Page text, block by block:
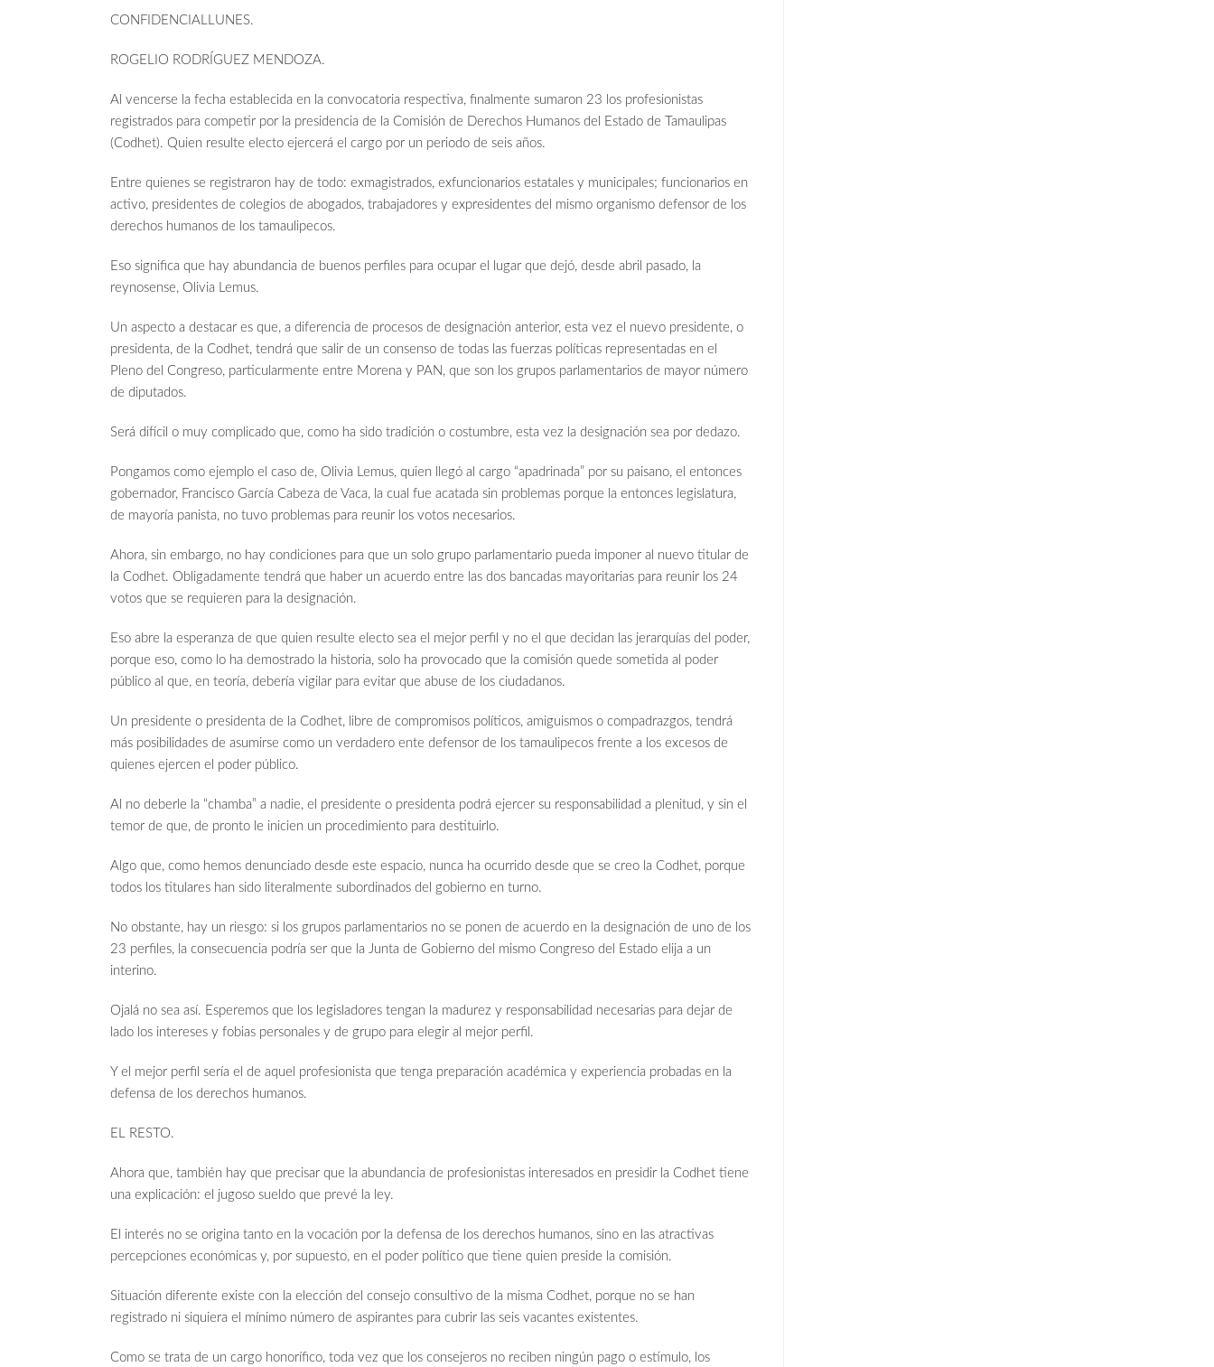
CONFIDENCIALLUNES.
ROGELIO RODRÍGUEZ MENDOZA.
Al vencerse la fecha establecida en la convocatoria respectiva, finalmente sumaron 23 los profesionistas
registrados para competir por la presidencia de la Comisión de Derechos Humanos del Estado de Tamaulipas
(Codhet). Quien resulte electo ejercerá el cargo por un periodo de seis años.
Entre quienes se registraron hay de todo: exmagistrados, exfuncionarios estatales y municipales; funcionarios en
activo, presidentes de colegios de abogados, trabajadores y expresidentes del mismo organismo defensor de los
derechos humanos de los tamaulipecos.
Eso significa que hay abundancia de buenos perfiles para ocupar el lugar que dejó, desde abril pasado, la
reynosense, Olivia Lemus.
Un aspecto a destacar es que, a diferencia de procesos de designación anterior, esta vez el nuevo presidente, o
presidenta, de la Codhet, tendrá que salir de un consenso de todas las fuerzas políticas representadas en el
Pleno del Congreso, particularmente entre Morena y PAN, que son los grupos parlamentarios de mayor número
de diputados.
Será difícil o muy complicado que, como ha sido tradición o costumbre, esta vez la designación sea por dedazo.
Pongamos como ejemplo el caso de, Olivia Lemus, quien llegó al cargo “apadrinada” por su paisano, el entonces
gobernador, Francisco García Cabeza de Vaca, la cual fue acatada sin problemas porque la entonces legislatura,
de mayoría panista, no tuvo problemas para reunir los votos necesarios.
Ahora, sin embargo, no hay condiciones para que un solo grupo parlamentario pueda imponer al nuevo titular de
la Codhet. Obligadamente tendrá que haber un acuerdo entre las dos bancadas mayoritarias para reunir los 24
votos que se requieren para la designación.
Eso abre la esperanza de que quien resulte electo sea el mejor perfil y no el que decidan las jerarquías del poder,
porque eso, como lo ha demostrado la historia, solo ha provocado que la comisión quede sometida al poder
público al que, en teoría, debería vigilar para evitar que abuse de los ciudadanos.
Un presidente o presidenta de la Codhet, libre de compromisos políticos, amiguismos o compadrazgos, tendrá
más posibilidades de asumirse como un verdadero ente defensor de los tamaulipecos frente a los excesos de
quienes ejercen el poder público.
Al no deberle la “chamba” a nadie, el presidente o presidenta podrá ejercer su responsabilidad a plenitud, y sin el
temor de que, de pronto le inicien un procedimiento para destituirlo.
Algo que, como hemos denunciado desde este espacio, nunca ha ocurrido desde que se creo la Codhet, porque
todos los titulares han sido literalmente subordinados del gobierno en turno.
No obstante, hay un riesgo: si los grupos parlamentarios no se ponen de acuerdo en la designación de uno de los
23 perfiles, la consecuencia podría ser que la Junta de Gobierno del mismo Congreso del Estado elija a un
interino.
Ojalá no sea así. Esperemos que los legisladores tengan la madurez y responsabilidad necesarias para dejar de
lado los intereses y fobias personales y de grupo para elegir al mejor perfil.
Y el mejor perfil sería el de aquel profesionista que tenga preparación académica y experiencia probadas en la
defensa de los derechos humanos.
EL RESTO.
Ahora que, también hay que precisar que la abundancia de profesionistas interesados en presidir la Codhet tiene
una explicación: el jugoso sueldo que prevé la ley.
El interés no se origina tanto en la vocación por la defensa de los derechos humanos, sino en las atractivas
percepciones económicas y, por supuesto, en el poder político que tiene quien preside la comisión.
Situación diferente existe con la elección del consejo consultivo de la misma Codhet, porque no se han
registrado ni siquiera el mínimo número de aspirantes para cubrir las seis vacantes existentes.
Como se trata de un cargo honorífico, toda vez que los consejeros no reciben ningún pago o estímulo, los